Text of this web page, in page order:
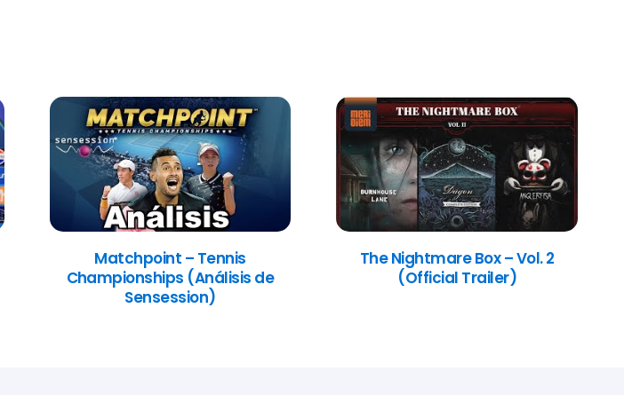
Matchpoint – Tennis
Championships (Análisis de
Sensession)
The Nightmare Box – Vol. 2
(Official Trailer)